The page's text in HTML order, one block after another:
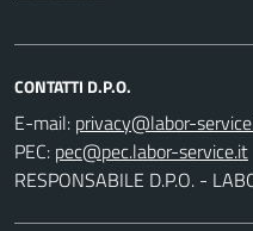
CONTATTI D.P.O.
E-mail:
PEC:
RESPONSABILE D.P.O. -